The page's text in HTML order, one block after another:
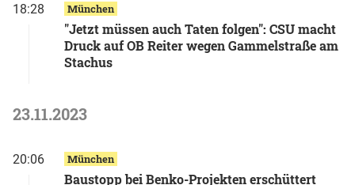
18:28 München
"Jetzt müssen auch Taten folgen": CSU macht
Druck auf OB Reiter wegen Gammelstraße am
Stachus
23.11.2023
20:06 München
Baustopp bei Benko-Projekten erschüttert